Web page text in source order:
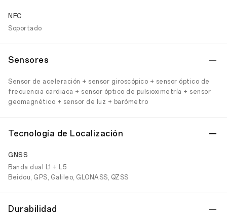
NFC
Soportado
Sensores
Sensor de aceleración + sensor giroscópico + sensor óptico de
frecuencia cardiaca + sensor óptico de pulsioximetría + sensor
geomagnético + sensor de luz + barómetro
Tecnología de Localización
GNSS
Banda dual L1 + L5
Beidou, GPS, Galileo, GLONASS, QZSS
Durabilidad